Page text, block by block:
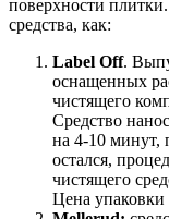
поверхности
средства, как:
Label Off.
оснащенных
чистящего
Средство
на 4-10 минут,
остался,
чистящего
Цена упаковки